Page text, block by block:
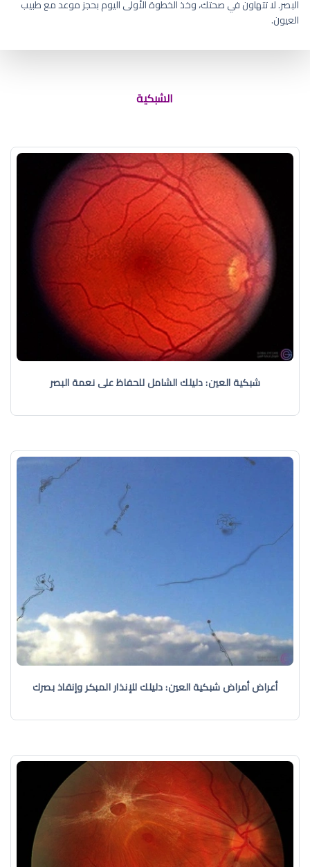
البصر. لا تتهاون في صحتك، وخذ الخطوة الأولى اليوم بحجز موعد مع طبيب
العيون.
الشبكية
شبكية العين: دليلك الشامل للحفاظ على نعمة البصر
أعراض أمراض شبكية العين: دليلك للإنذار المبكر وإنقاذ بصرك